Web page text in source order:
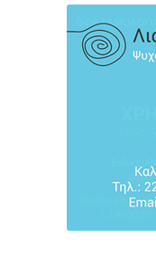
Στις 2
οικονομικού
Θεσσαλονίκη
6 ώρες 52 λεπτά πρίν